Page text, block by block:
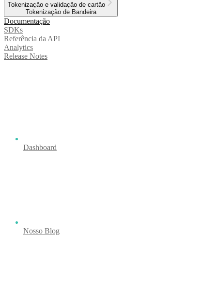
Tokenização e validação de cartão
Tokenização de Bandeira
Documentação
SDKs
Referência da API
Analytics
Release Notes
Dashboard
Nosso Blog